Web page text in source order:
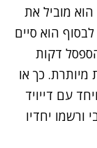
מוביל את
הוא סיים
דקות
כך או
עם 15 נקודות ויחד עם דייויד
ורשמו יחדיו